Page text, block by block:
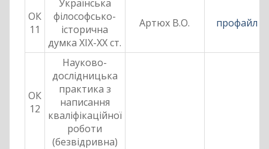
ОК
11
Українська
філософсько-
історична
думка ХІХ-ХХ ст.
Артюх В.О. профайл
ОК
12
Науково-
дослідницька
практика з
написання
кваліфікаційної
роботи
(безвідривна)